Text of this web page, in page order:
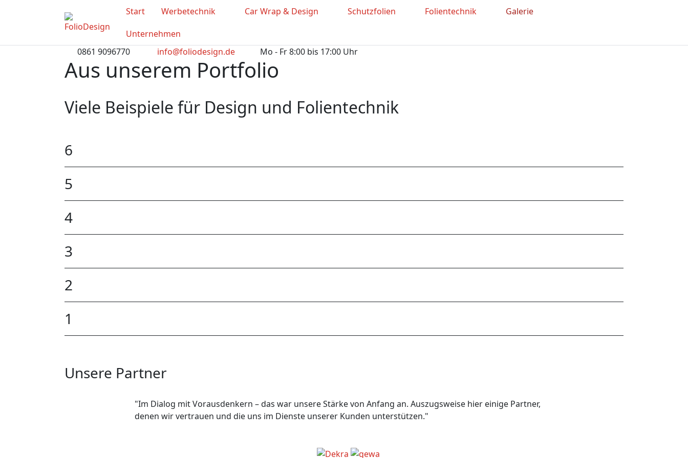
Start Werbetechnik Car Wrap & Design Schutzfolien Folientechnik
Galerie
Unternehmen
0861 9096770
info@foliodesign.de Mo - Fr 8:00 bis 17:00 Uhr
Aus unserem Portfolio
Viele Beispiele für Design und Folientechnik
6
5
4
3
2
1
Unsere Partner
"Im Dialog mit Vorausdenkern – das war unsere Stärke von Anfang an. Auszugsweise hier einige Partner,
denen wir vertrauen und die uns im Dienste unserer Kunden unterstützen."